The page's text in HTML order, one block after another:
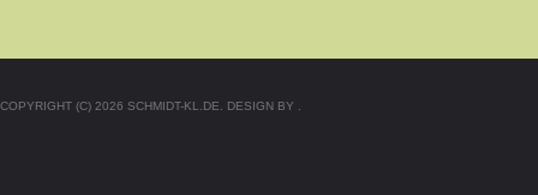
COPYRIGHT (C) 2026 SCHMIDT-KL.DE. DESIGN BY .